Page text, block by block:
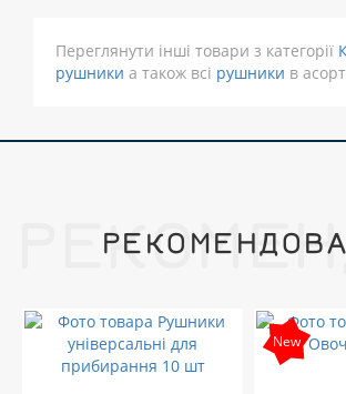
Переглянути інші товари з категорії
рушники а також всі рушники в
New